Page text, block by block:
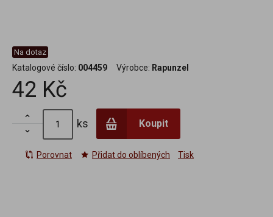
Na dotaz
Katalogové číslo: 004459 Výrobce: Rapunzel
42 Kč


ks Koupit
Porovnat Přidat do oblíbených Tisk